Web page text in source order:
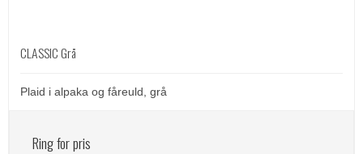
CLASSIC Grå
Plaid i alpaka og fåreuld, grå
Ring for pris